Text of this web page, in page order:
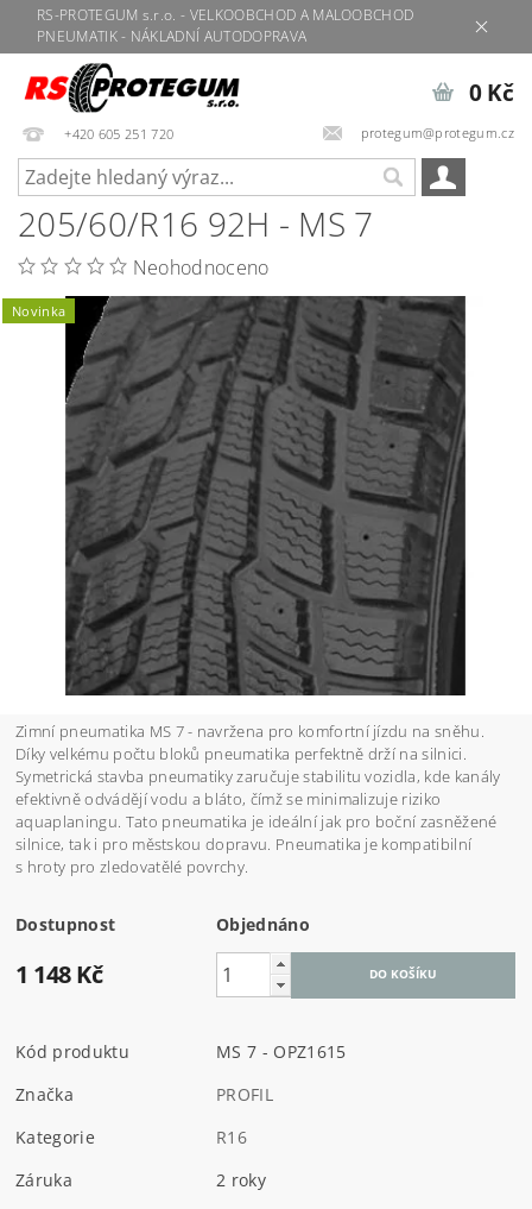
RS-PROTEGUM s.r.o. - VELKOOBCHOD A MALOOBCHOD
PNEUMATIK - NÁKLADNÍ AUTODOPRAVA
+420 605 251 720 protegum@protegum.cz
0 Kč
205/60/R16 92H - MS 7
Neohodnoceno
Novinka
Zimní pneumatika MS 7 - navržena pro komfortní jízdu na sněhu.
Díky velkému počtu bloků pneumatika perfektně drží na silnici.
Symetrická stavba pneumatiky zaručuje stabilitu vozidla, kde kanály
efektivně odvádějí vodu a bláto, čímž se minimalizuje riziko
aquaplaningu. Tato pneumatika je ideální jak pro boční zasněžené
silnice, tak i pro městskou dopravu. Pneumatika je kompatibilní
s hroty pro zledovatělé povrchy.
Dostupnost Objednáno
1 148 Kč
Kód produktu
MS 7 - OPZ1615
Značka
PROFIL
Kategorie
R16
Záruka
2 roky